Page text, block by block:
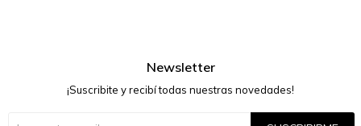
Newsletter
¡Suscribite y recibí todas nuestras novedades!